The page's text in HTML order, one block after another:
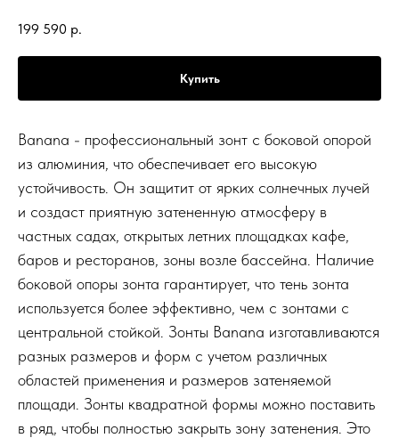
199 590 р.
Купить
Banana - профессиональный зонт с боковой опорой
из алюминия, что обеспечивает его высокую
устойчивость. Он защитит от ярких солнечных лучей
и создаст приятную затененную атмосферу в
частных садах, открытых летних площадках кафе,
баров и ресторанов, зоны возле бассейна. Наличие
боковой опоры зонта гарантирует, что тень зонта
используется более эффективно, чем с зонтами с
центральной стойкой. Зонты Banana изготавливаются
разных размеров и форм с учетом различных
областей применения и размеров затеняемой
площади. Зонты квадратной формы можно поставить
в ряд, чтобы полностью закрыть зону затенения. Это